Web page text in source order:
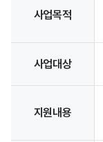
사업목적
사업대상
지원내용